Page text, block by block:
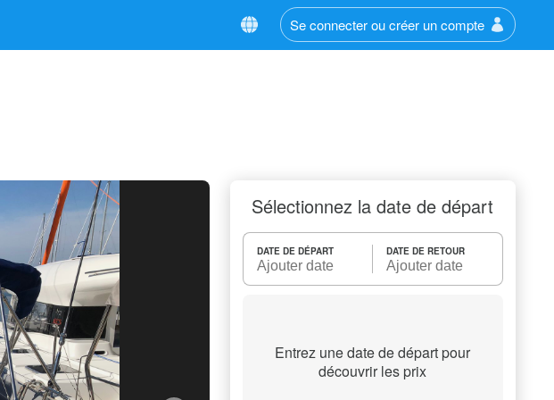
Se connecter ou créer un compte
Sélectionnez la date de départ
DATE DE DÉPART DATE DE RETOUR
Entrez une date de départ pour
découvrir les prix